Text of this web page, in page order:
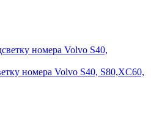
номера Volvo S40, S80,XC60,